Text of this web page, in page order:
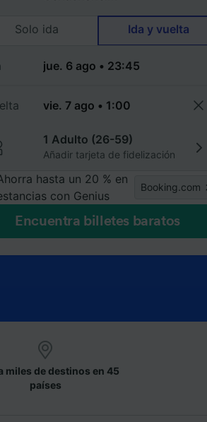
Solo ida Ida y vuelta
1 Adulto (26-59)
Añadir tarjeta de fidelización
hasta un 20 % en
con Genius
Booking.com
Encuentra billetes baratos
miles de destinos en 45
países